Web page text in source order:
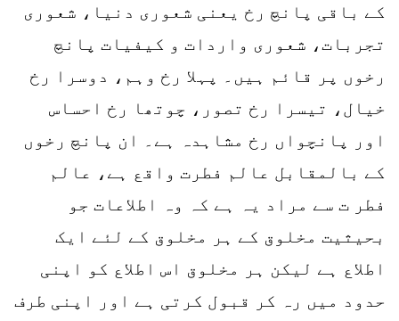
کے باقی پانچ رخ یعنی شعوری دنیا، شعوری
تجربات، شعوری واردات و کیفیات پانچ
رخوں پر قائم ہیں۔ پہلا رخ وہم، دوسرا رخ
خیال، تیسرا رخ تصور، چوتھا رخ احساس
اور پانچواں رخ مشاہدہ ہے۔ ان پانچ رخوں
کے بالمقابل عالم فطرت واقع ہے، عالم
فطر ت سے مراد یہ ہے کہ وہ اطلاعات جو
بحیثیت مخلوق کے ہر مخلوق کے لئے ایک
اطلاع ہے لیکن ہر مخلوق اس اطلاع کو اپنی
حدود میں رہ کر قبول کرتی ہے اور اپنی طرف